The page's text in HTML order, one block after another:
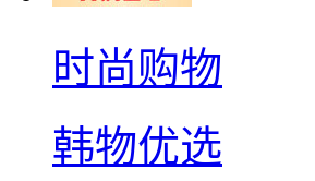
时尚购物
韩物优选